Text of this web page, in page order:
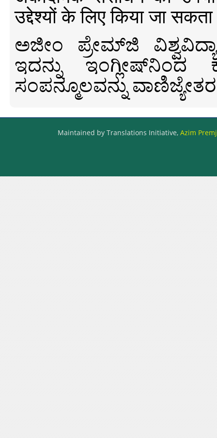
उद्देश्यों के लिए किया जा
ಅಜೀಂ ಪ್ರೇಮ್‍ಜಿ
ಇದನ್ನು ಇಂಗ್ಲೀಷ್‍ನಿಂದ
ಸಂಪನ್ಮೂಲವನ್ನು
Maintained by Translations Initiative, Azim